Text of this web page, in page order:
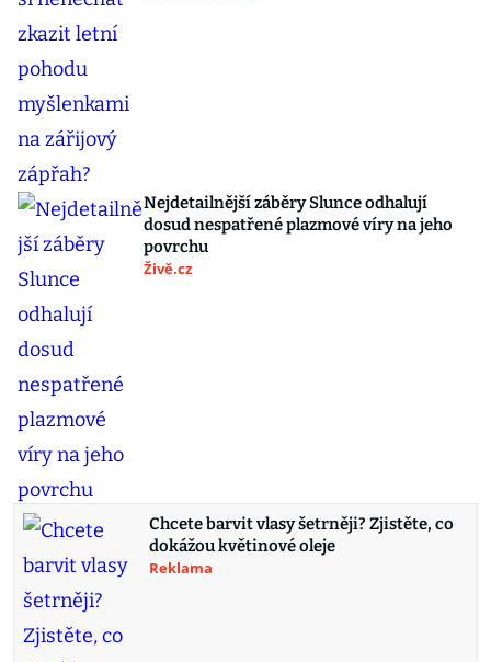
Nejdetailnější záběry Slunce odhalují
dosud nespatřené plazmové víry na jeho
povrchu
Živě.cz
Chcete barvit vlasy šetrněji? Zjistěte, co
dokážou květinové oleje
Reklama